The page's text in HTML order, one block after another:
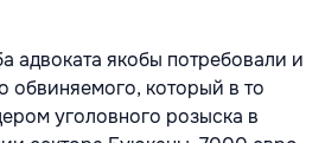
адвоката якобы потребовали и
обвиняемого, который в то
уголовного розыска в